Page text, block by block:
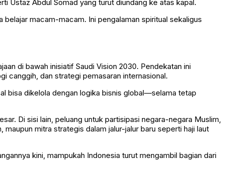
Ustaz Abdul Somad yang turut diundang ke atas kapal.
belajar macam-macam. Ini pengalaman spiritual sekaligus
di bawah inisiatif Saudi Vision 2030. Pendekatan ini
canggih, dan strategi pemasaran internasional.
bisa dikelola dengan logika bisnis global—selama tetap
Di sisi lain, peluang untuk partisipasi negara-negara Muslim,
mitra strategis dalam jalur-jalur baru seperti haji laut
kini, mampukah Indonesia turut mengambil bagian dari